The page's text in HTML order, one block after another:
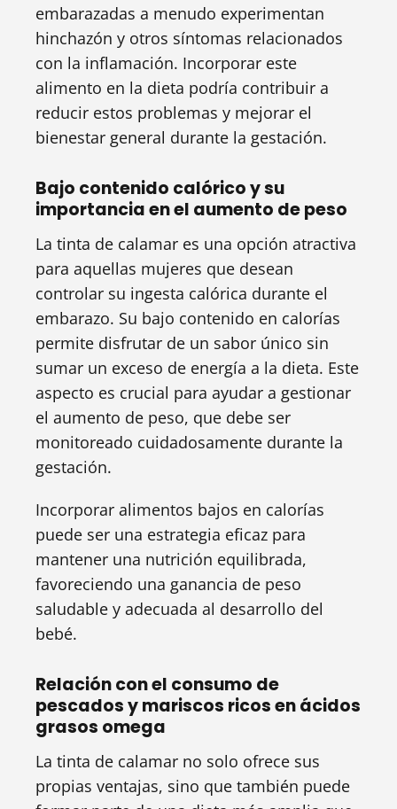
embarazadas a menudo experimentan
hinchazón y otros síntomas relacionados
con la inflamación. Incorporar este
alimento en la dieta podría contribuir a
reducir estos problemas y mejorar el
bienestar general durante la gestación.
Bajo contenido calórico y su
importancia en el aumento de peso
La tinta de calamar es una opción atractiva
para aquellas mujeres que desean
controlar su ingesta calórica durante el
embarazo. Su bajo contenido en calorías
permite disfrutar de un sabor único sin
sumar un exceso de energía a la dieta. Este
aspecto es crucial para ayudar a gestionar
el aumento de peso, que debe ser
monitoreado cuidadosamente durante la
gestación.
Incorporar alimentos bajos en calorías
puede ser una estrategia eficaz para
mantener una nutrición equilibrada,
favoreciendo una ganancia de peso
saludable y adecuada al desarrollo del
bebé.
Relación con el consumo de
pescados y mariscos ricos en ácidos
grasos omega
La tinta de calamar no solo ofrece sus
propias ventajas, sino que también puede